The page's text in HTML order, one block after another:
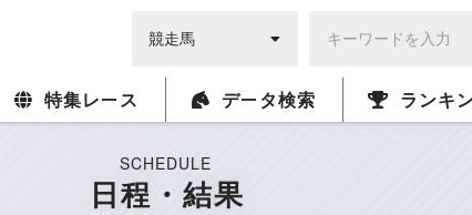
特集レース データ検索 ランキ
SCHEDULE
日程・結果